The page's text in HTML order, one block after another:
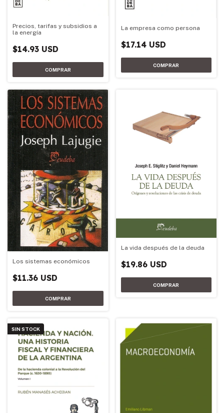
Precios, tarifas y subsidios a
la energía
$14.93 USD
La empresa como persona
$17.14 USD
Los sistemas económicos
$11.36 USD
La vida después de la deuda
$19.86 USD
SIN STOCK